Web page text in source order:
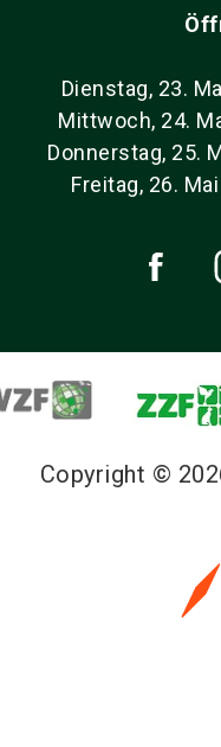
Dienstag, 23.
Mittwoch, 24.
Donnerstag, 25.
Freitag, 26.
Copyright ©